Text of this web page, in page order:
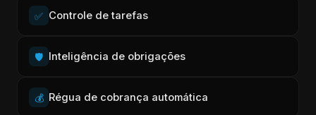
✅ Controle de tarefas
🛡️ Inteligência de obrigações
💰 Régua de cobrança automática